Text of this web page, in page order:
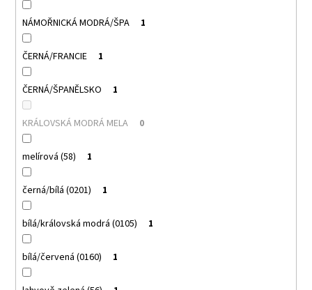
NÁMOŘNICKÁ MODRÁ/ŠPA 1
ČERNÁ/FRANCIE 1
ČERNÁ/ŠPANĚLSKO 1
KRÁLOVSKÁ MODRÁ MELA 0
melírová (58) 1
černá/bílá (0201) 1
bílá/královská modrá (0105) 1
bílá/červená (0160) 1